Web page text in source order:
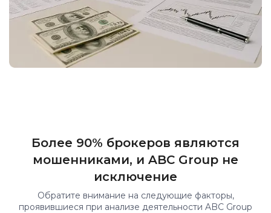
Более 90% брокеров являются
мошенниками, и ABC Group не
исключение
Обратите внимание на следующие факторы,
проявившиеся при анализе деятельности ABC Group